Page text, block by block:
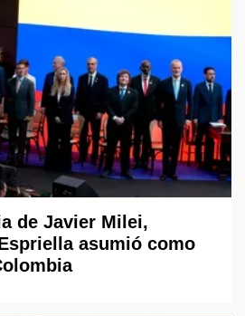
de Javier Milei,
asumió como